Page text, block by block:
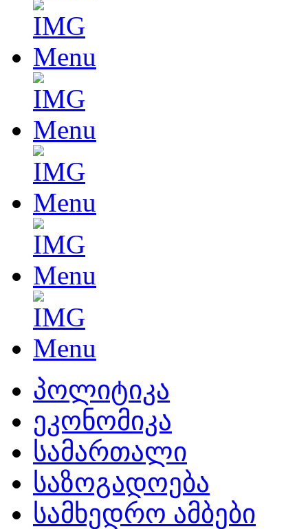
პოლიტიკა
ეკონომიკა
სამართალი
საზოგადოება
სამხედრო ამბები